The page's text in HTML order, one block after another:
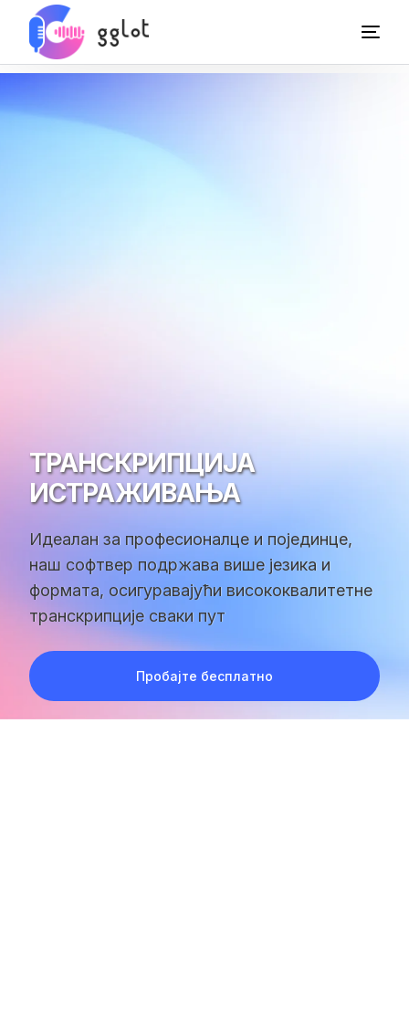
ТРАНСКРИПЦИЈА
ИСТРАЖИВАЊА
Идеалан за професионалце и појединце,
наш софтвер подржава више језика и
формата, осигуравајући висококвалитетне
транскрипције сваки пут
Пробајте бесплатно